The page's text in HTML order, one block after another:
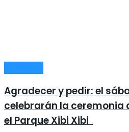
Agradecer y pedir: el
celebrarán la ceremonia
el Parque Xibi Xibi